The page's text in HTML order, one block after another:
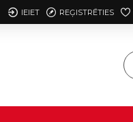
IEIET REĢISTRĒTIES